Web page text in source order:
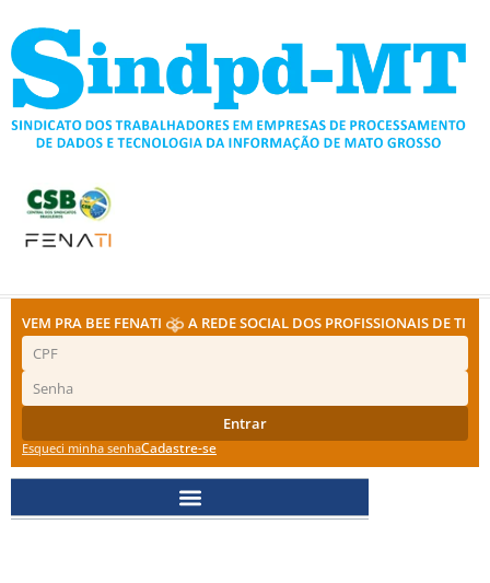
para
conteúdo
VEM PRA BEE FENATI A REDE SOCIAL DOS PROFISSIONAIS DE TI
Entrar
Esqueci minha senhaCadastre-se